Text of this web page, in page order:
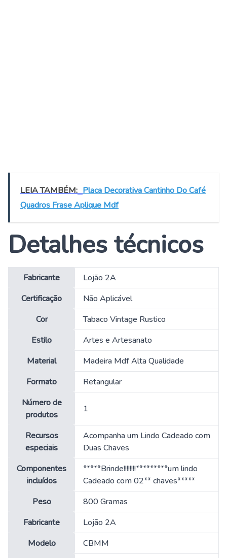
LEIA TAMBÉM: Placa Decorativa Cantinho Do Café
Quadros Frase Aplique Mdf
Detalhes técnicos
Fabricante
‎Lojão 2A
Certificação
‎Não Aplicável
Cor
‎Tabaco Vintage Rustico
Estilo
‎Artes e Artesanato
Material
‎Madeira Mdf Alta Qualidade
Formato
‎Retangular
Número de
produtos
‎1
Recursos
especiais
‎Acompanha um Lindo Cadeado com
Duas Chaves
Componentes
incluídos
‎*****Brinde!!!!!!!!*********um lindo
Cadeado com 02** chaves*****
Peso
‎800 Gramas
Fabricante
‎Lojão 2A
Modelo
‎CBMM